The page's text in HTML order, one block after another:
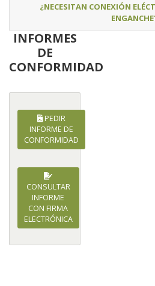
¿NECESITAN CONEXIÓN
INFORMES
DE
CONFORMIDAD
PEDIR
INFORME DE
CONFORMIDAD
CONSULTAR
INFORME
CON FIRMA
ELECTRÓNICA